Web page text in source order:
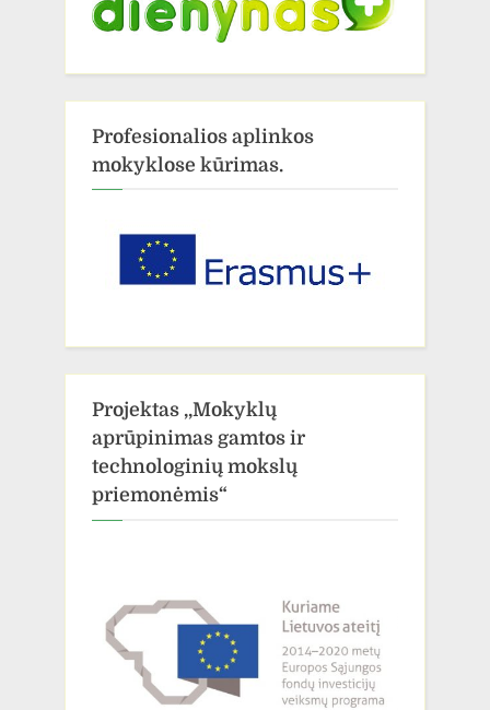
Profesionalios aplinkos
mokyklose kūrimas.
Projektas ,,Mokyklų
aprūpinimas gamtos ir
technologinių mokslų
priemonėmis“